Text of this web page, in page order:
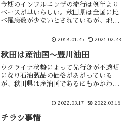
今期のインフルエンザの流行は例年より
ペースが早いらしい。秋田県は全国に比
べ罹患数が少ないとされているが、地元
本へは最大級の寒波が襲っているが、イ
ろうか？現在は風邪の進行中で・・・
2018.01.25 2021.02.23
秋田は産油国〜豊川油田
ウクライナ状勢によって先行きが不透明
になり石油製品の価格があがっている
が、秋田県は産油国であるにもかかわら
が微々たるモノだからだろう。それも枯
豊川油田の事が放送された・・・
2022.03.17 2022.03.18
チラシ事情